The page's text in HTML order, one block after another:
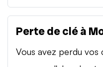
Perte de clé à
Vous avez perdu vos